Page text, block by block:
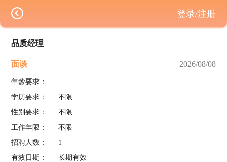
品质经理
面谈 2026/08/08
年龄要求：
学历要求：
不限
性别要求：
不限
工作年限：
不限
招聘人数：
1
有效日期：
长期有效
登录/注册